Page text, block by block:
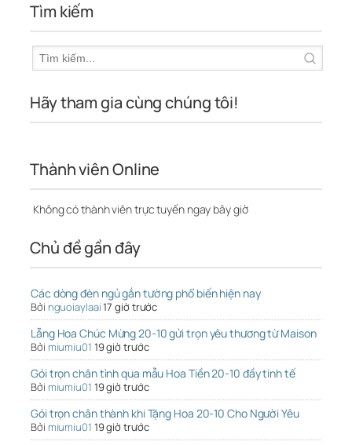
Tìm kiếm
Hãy tham gia cùng chúng tôi!
Thành viên Online
Không có thành viên trực tuyến ngay bây giờ
Chủ đề gần đây
Các dòng đèn ngủ gắn tường phổ biến hiện nay
Bởi nguoiaylaai17 giờ trước
Lẵng Hoa Chúc Mừng 20-10 gửi trọn yêu thương từ Maison
Bởi miumiu01 19 giờ trước
Gói trọn chân tình qua mẫu Hoa Tiền 20-10 đầy tinh tế
Bởi miumiu01 19 giờ trước
Gói trọn chân thành khi Tặng Hoa 20-10 Cho Người Yêu
Bởi miumiu01 19 giờ trước